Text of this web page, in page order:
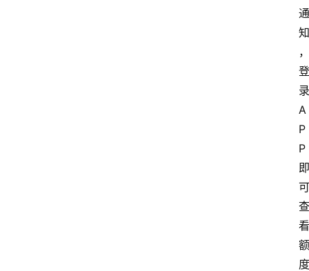
通
知
，
登
录
A
P
P
即
可
查
看
额
度